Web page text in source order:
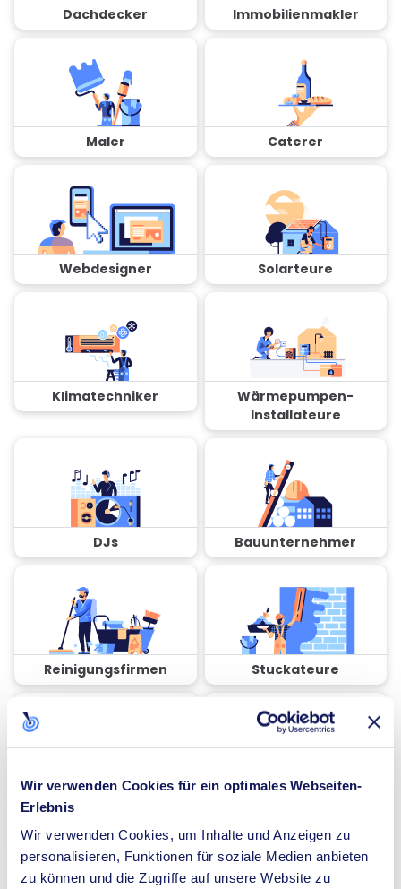
Wir verwenden Cookies für ein optimales Webseiten-
Erlebnis
Wir verwenden Cookies, um Inhalte und Anzeigen zu
personalisieren, Funktionen für soziale Medien anbieten
zu können und die Zugriffe auf unsere Website zu
Dachdecker Immobilienmakler
Maler Caterer
Webdesigner Solarteure
Klimatechniker
Wärmepumpen-
Installateure
DJs Bauunternehmer
Reinigungsfirmen Stuckateure
Coaches
Spezialisten für